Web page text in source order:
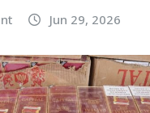
Jun 29, 2026